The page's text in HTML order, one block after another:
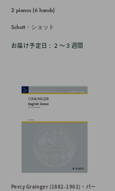
価
格
2 pianos (6 hands)
Schott・ショット
お届け予定日 : ２〜３週間
Percy Grainger (1882-1961)・パー